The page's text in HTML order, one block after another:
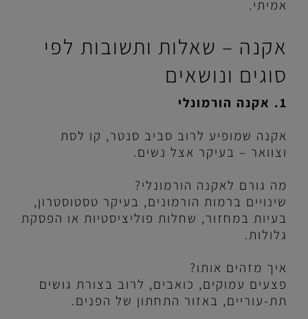
אמיתי.
אקנה – שאלות ותשובות לפי
סוגים ונושאים
1. אקנה הורמונלי
אקנה שמופיע לרוב סביב סנטר, קו לסת
וצוואר – בעיקר אצל נשים.
מה גורם לאקנה הורמונלי?
שינויים ברמות הורמונים, בעיקר טסטוסטרון,
בעיות במחזור, שחלות פוליציסטיות או הפסקת
גלולות.
איך מזהים אותו?
פצעים עמוקים, כואבים, לרוב בצורת גושים
תת-עוריים, באזור התחתון של הפנים.